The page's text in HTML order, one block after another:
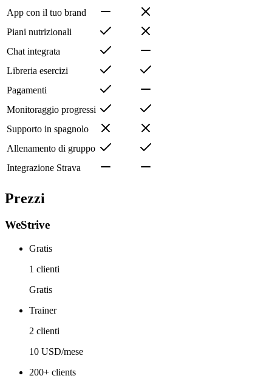
App con il tuo brand
Piani nutrizionali
Chat integrata
Libreria esercizi
Pagamenti
Monitoraggio progressi
Supporto in spagnolo
Allenamento di gruppo
Integrazione Strava
Prezzi
WeStrive
Gratis
1 clienti
Gratis
Trainer
2 clienti
10 USD/mese
200+ clients